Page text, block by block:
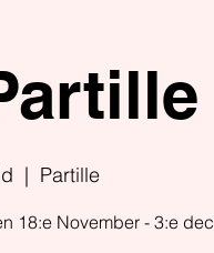
  |
Partille
18:e November - 3:e